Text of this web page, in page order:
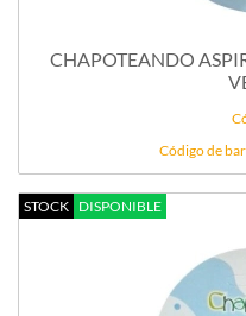
CHAPOTEANDO
Código de
STOCK DISPONIBLE